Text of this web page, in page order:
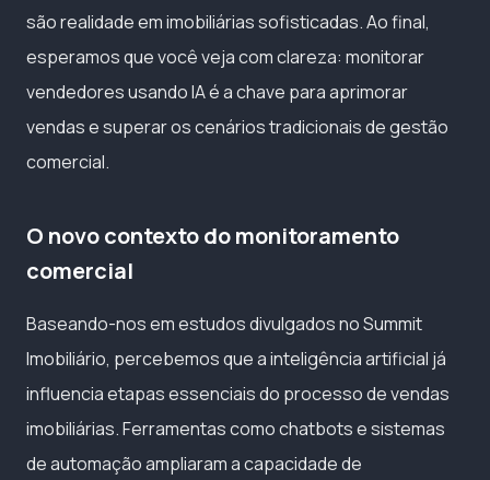
são realidade em imobiliárias sofisticadas. Ao final,
esperamos que você veja com clareza: monitorar
vendedores usando IA é a chave para aprimorar
vendas e superar os cenários tradicionais de gestão
comercial.
O novo contexto do monitoramento
comercial
Baseando-nos em estudos divulgados no Summit
Imobiliário, percebemos que a inteligência artificial já
influencia etapas essenciais do processo de vendas
imobiliárias. Ferramentas como chatbots e sistemas
de automação ampliaram a capacidade de